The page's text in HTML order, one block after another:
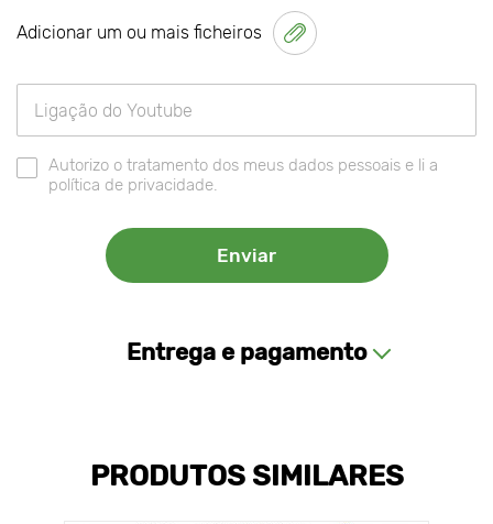
Adicionar um ou mais ficheiros
Autorizo o tratamento dos meus dados pessoais e li a
política de privacidade.
Entrega e pagamento
PRODUTOS SIMILARES